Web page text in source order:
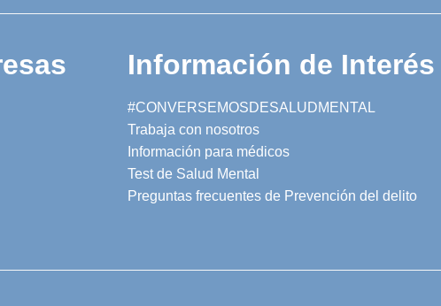
Información de Interés
#CONVERSEMOSDESALUDMENTAL
Trabaja con nosotros
Información para médicos
Test de Salud Mental
Preguntas frecuentes de Prevención del delito